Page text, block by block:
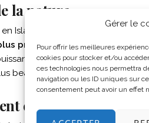
Gérer le
Pour offrir les meilleures
cookies pour stocker et/ou
ces technologies nous permettra
navigation ou les ID uniques sur
consentement peut avoir un effet
la nature
Islande, vous êtes forcément
près de la nature.Entendre le
de l’océan. C’est aussi
beaux paysages.
éco-responsable